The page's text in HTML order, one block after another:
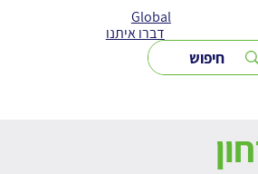
Global
דברו איתנו